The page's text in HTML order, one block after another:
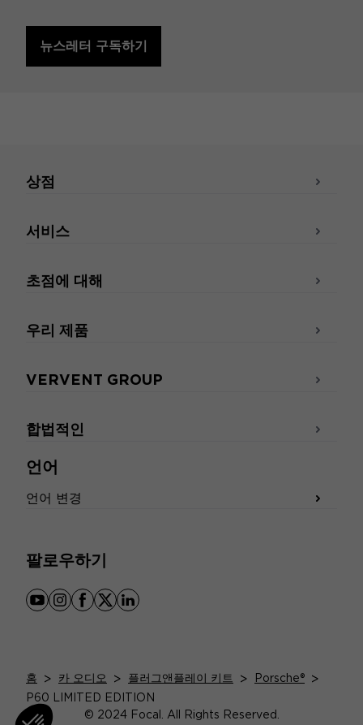
뉴스레터 구독하기
언어
언어 변경
팔로우하기
youtube
instagram
facebook
x linkedin
상점
서비스
초점에 대해
우리 제품
VERVENT GROUP
합법적인
홈 > 카 오디오 > 플러그앤플레이 키트 > Porsche® >
P60 LIMITED EDITION
© 2024 Focal. All Rights Reserved.